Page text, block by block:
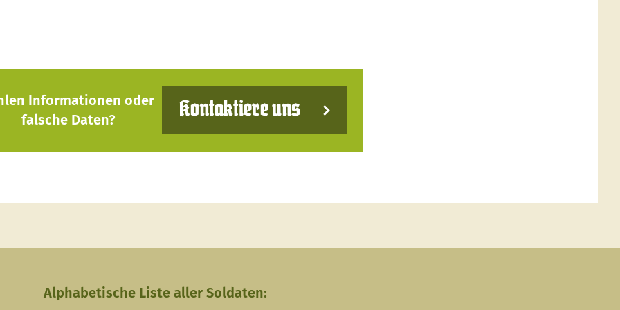
Informationen oder
falsche Daten?
Kontaktiere uns
Alphabetische Liste aller Soldaten: